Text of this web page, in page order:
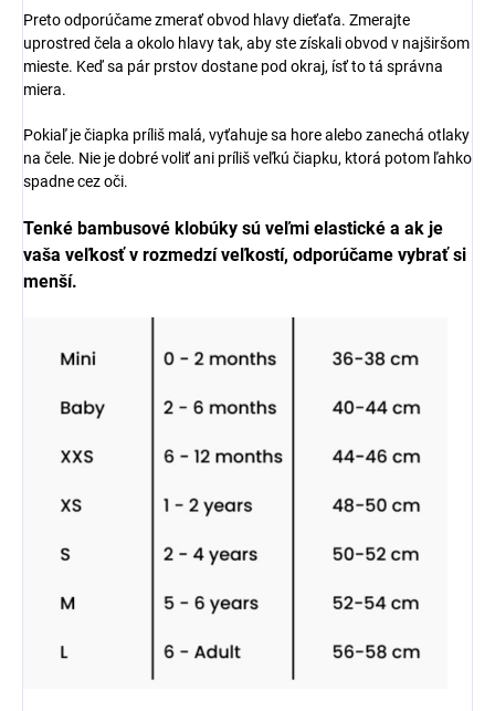
Preto odporúčame zmerať obvod hlavy dieťaťa. Zmerajte
uprostred čela a okolo hlavy tak, aby ste získali obvod v najširšom
mieste. Keď sa pár prstov dostane pod okraj, ísť to tá správna
miera.
Pokiaľ je čiapka príliš malá, vyťahuje sa hore alebo zanechá otlaky
na čele. Nie je dobré voliť ani príliš veľkú čiapku, ktorá potom ľahko
spadne cez oči.
Tenké bambusové klobúky sú veľmi elastické a ak je
vaša veľkosť v rozmedzí veľkostí, odporúčame vybrať si
menší.